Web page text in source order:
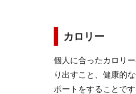
カロリー
個人に合ったカロリ
り出すこと、健康的
ポートをすることで